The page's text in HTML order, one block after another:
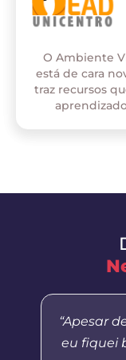
O Ambiente
está de cara
traz recursos
“Apesar
eu fiquei